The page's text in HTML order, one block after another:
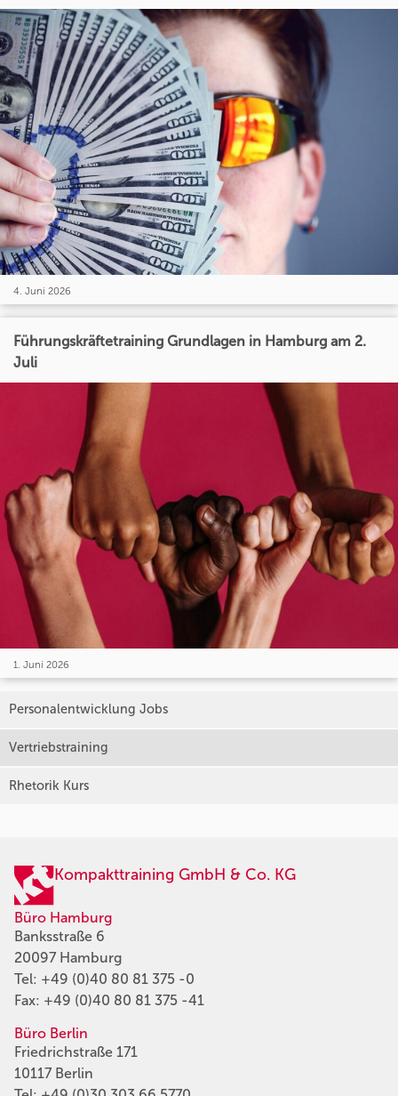
4. Juni 2026
Führungskräftetraining Grundlagen in Hamburg am 2.
Juli
1. Juni 2026
Personalentwicklung Jobs
Vertriebstraining
Rhetorik Kurs
Kompakttraining GmbH & Co. KG
Büro Hamburg
Banksstraße 6
20097 Hamburg
Tel: +49 (0)40 80 81 375 -0
Fax: +49 (0)40 80 81 375 -41
Büro Berlin
Friedrichstraße 171
10117 Berlin